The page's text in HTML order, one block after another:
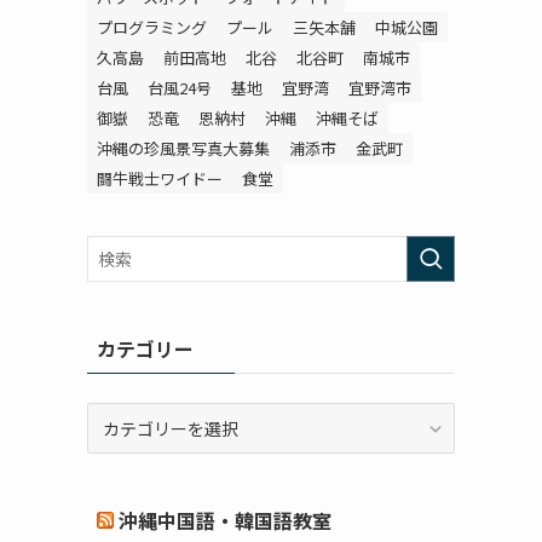
プログラミング
プール 三矢本舗
中城公園
久高島
前田高地 北谷 北谷町
南城市
台風
台風24号 基地 宜野湾
宜野湾市
御嶽
恐竜 恩納村 沖縄
沖縄そば
沖縄の珍風景写真大募集
浦添市
金武町
闘牛戦士ワイドー
食堂
カテゴリー
ー
沖縄中国語・韓国語教室